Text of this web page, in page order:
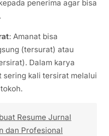
penerima agar bisa
: Amanat bisa
(tersurat) atau
Dalam karya
sering kali tersirat melalui
Resume Jurnal
dan Profesional